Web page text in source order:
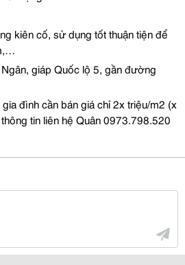
ng kiên cố, sửdụng tốt thuận tiệnđể
giáp Quốc lộ 5, gầnđường
giađình cần bán giá chỉ2x triệu/m2 (x
tin liên hệ Quân 0973.798.520